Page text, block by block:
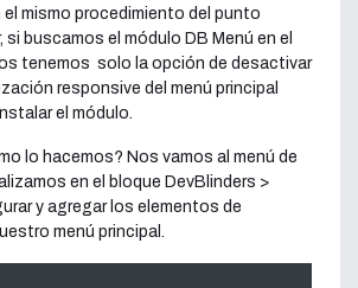
mismo procedimiento del punto
buscamos el módulo DB Menú en el
tenemos solo la opción de desactivar
responsive del menú principal
el módulo.
lo hacemos? Nos vamos al menú de
en el bloque DevBlinders >
y agregar los elementos de
menú principal.